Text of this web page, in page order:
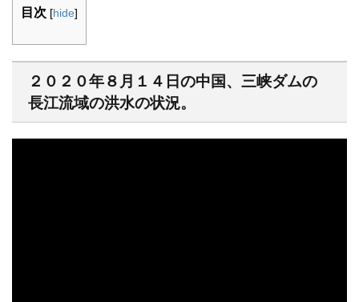
目次 [hide]
２０２０年８月１４日の中国、三峡ダムの
長江流域の洪水の状況。